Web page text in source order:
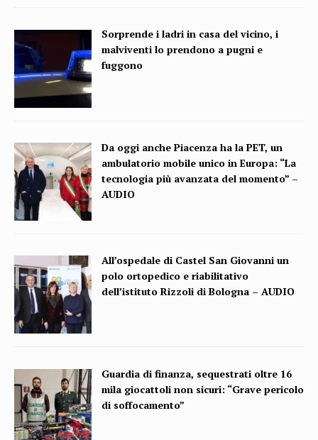
Sorprende i ladri in casa del vicino, i
malviventi lo prendono a pugni e
fuggono
Da oggi anche Piacenza ha la PET, un
ambulatorio mobile unico in Europa: “La
tecnologia più avanzata del momento” –
AUDIO
All’ospedale di Castel San Giovanni un
polo ortopedico e riabilitativo
dell’istituto Rizzoli di Bologna – AUDIO
Guardia di finanza, sequestrati oltre 16
mila giocattoli non sicuri: “Grave pericolo
di soffocamento”